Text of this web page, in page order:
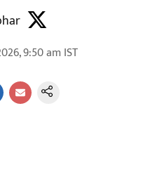
9:50 am IST